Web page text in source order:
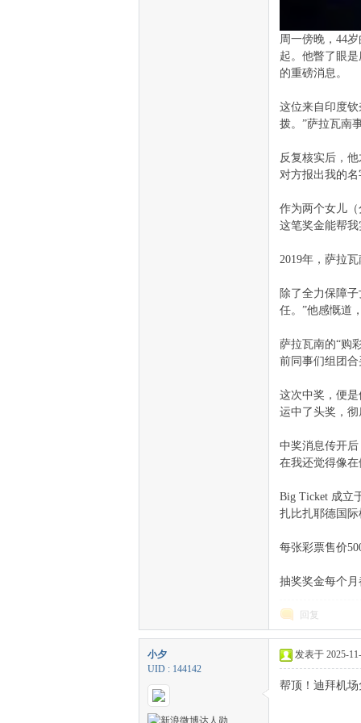
周一傍晚，44
起。他瞥了眼
的重磅消息。
这位来自印度
拨。”萨拉瓦南
反复核实后，
对方报出我的
作为两个女儿
这笔奖金能帮
2019年，萨拉
除了全力保障
任。”他感慨道
萨拉瓦南的“购
前同事们组团合
这次中奖，便是
运中了头奖，
中奖消息传开
在我还觉得像
Big Ticket 成立
扎比扎耶德国
每张彩票售价
抽奖奖金每个
回复
小夕
UID : 144142
发表于 2025-
帮顶！迪拜机